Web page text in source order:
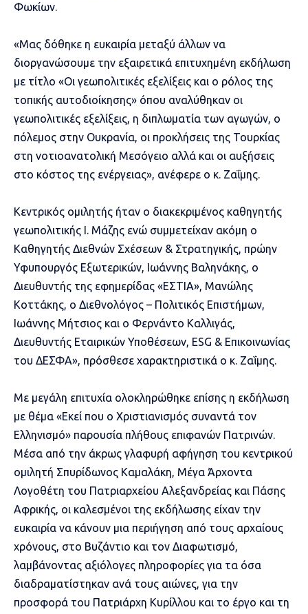
Φωκίων.
«Μας δόθηκε η ευκαιρία μεταξύ άλλων να
διοργανώσουμε την εξαιρετικά επιτυχημένη εκδήλωση
με τίτλο «Οι γεωπολιτικές εξελίξεις και ο ρόλος της
τοπικής αυτοδιοίκησης» όπου αναλύθηκαν οι
γεωπολιτικές εξελίξεις, η διπλωματία των αγωγών, ο
πόλεμος στην Ουκρανία, οι προκλήσεις της Τουρκίας
στη νοτιοανατολική Μεσόγειο αλλά και οι αυξήσεις
στο κόστος της ενέργειας», ανέφερε ο κ. Ζαΐμης.
Κεντρικός ομιλητής ήταν ο διακεκριμένος καθηγητής
γεωπολιτικής Ι. Μάζης ενώ συμμετείχαν ακόμη ο
Καθηγητής Διεθνών Σχέσεων & Στρατηγικής, πρώην
Υφυπουργός Εξωτερικών, Ιωάννης Βαληνάκης, ο
Διευθυντής της εφημερίδας «ΕΣΤΙΑ», Μανώλης
Κοττάκης, ο Διεθνολόγος – Πολιτικός Επιστήμων,
Ιωάννης Μήτσιος και ο Φερνάντο Καλλιγάς,
Διευθυντής Εταιρικών Υποθέσεων, ESG & Επικοινωνίας
του ΔΕΣΦΑ», πρόσθεσε χαρακτηριστικά ο κ. Ζαΐμης.
Με μεγάλη επιτυχία ολοκληρώθηκε επίσης η εκδήλωση
με θέμα «Εκεί που ο Χριστιανισμός συναντά τον
Ελληνισμό» παρουσία πλήθους επιφανών Πατρινών.
Μέσα από την άκρως γλαφυρή αφήγηση του κεντρικού
ομιλητή Σπυρίδωνος Καμαλάκη, Μέγα Άρχοντα
Λογοθέτη του Πατριαρχείου Αλεξανδρείας και Πάσης
Αφρικής, οι καλεσμένοι της εκδήλωσης είχαν την
ευκαιρία να κάνουν μια περιήγηση από τους αρχαίους
χρόνους, στο Βυζάντιο και τον Διαφωτισμό,
λαμβάνοντας αξιόλογες πληροφορίες για τα όσα
διαδραματίστηκαν ανά τους αιώνες, για την
προσφορά του Πατριάρχη Κυρίλλου και το έργο και τη